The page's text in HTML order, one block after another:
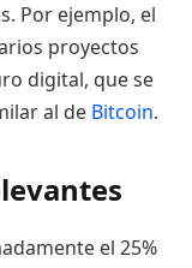
Por ejemplo, el
proyectos
digital, que se
al de Bitcoin.
el 25%